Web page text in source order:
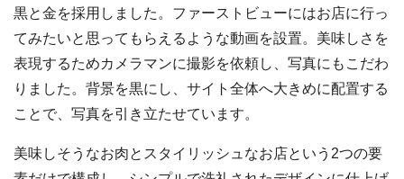
黒と金を採用しました。ファーストビューにはお店に行っ
てみたいと思ってもらえるような動画を設置。美味しさを
表現するためカメラマンに撮影を依頼し、写真にもこだわ
りました。背景を黒にし、サイト全体へ大きめに配置する
ことで、写真を引き立たせています。
美味しそうなお肉とスタイリッシュなお店という2つの要